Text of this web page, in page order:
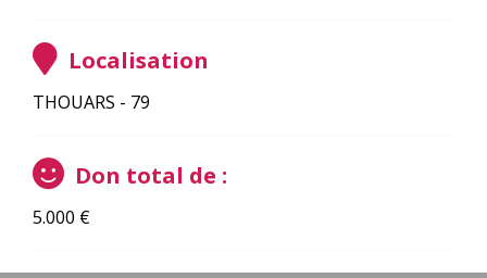
Localisation
THOUARS - 79
Don total de :
5.000 €